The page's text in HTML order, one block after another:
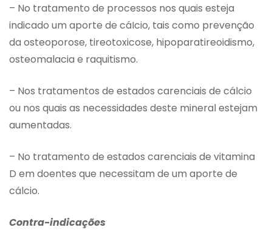
– No tratamento de processos nos quais esteja
indicado um aporte de cáIcio, tais como prevenção
da osteoporose, tireotoxicose, hipoparatireoidismo,
osteomalacia e raquitismo.
– Nos tratamentos de estados carenciais de cálcio
ou nos quais as necessidades deste mineral estejam
aumentadas.
– No tratamento de estados carenciais de vitamina
D em doentes que necessitam de um aporte de
cálcio.
Contra-indicações